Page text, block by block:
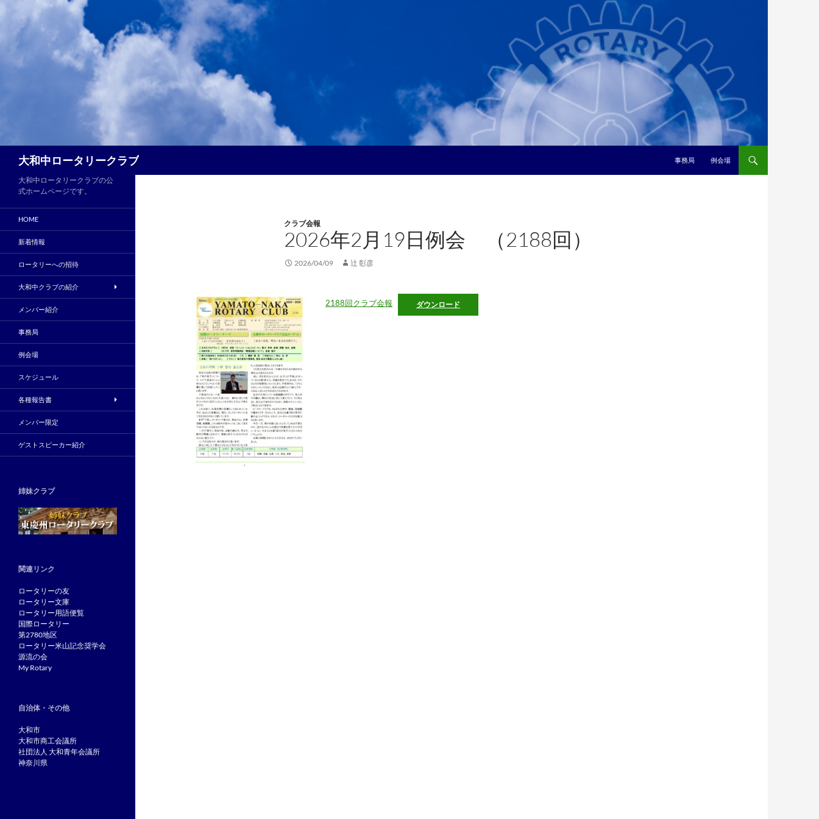
大和中ロータリークラブ 事務局 例会場
クラブ会報
2026年2月19日例会 （2188回）
2026/04/09 辻 彰彦
2188回クラブ会報 ダウンロード
大和中ロータリークラブの公
式ホームページです。
HOME
新着情報
ロータリーへの招待
大和中クラブの紹介
メンバー紹介
事務局
例会場
スケジュール
各種報告書
メンバー限定
ゲストスピーカー紹介
姉妹クラブ
関連リンク
ロータリーの友
ロータリー文庫
ロータリー用語便覧
国際ロータリー
第2780地区
ロータリー米山記念奨学会
源流の会
My Rotary
自治体・その他
大和市
大和市商工会議所
社団法人 大和青年会議所
神奈川県